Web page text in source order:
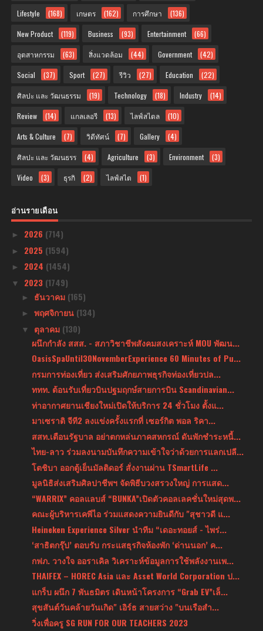
Lifestyle (168) เกษตร (162) การศึกษา (136)
New Product (119) Business (93) Entertainment (66)
อุตสาหกรรม (63) สิ่งแวดล้อม (44) Government (42)
Social (37) Sport (27) รีวิว (27) Education (22)
ศิลปะ และ วัฒนธรรม (19) Technology (18) Industry (14)
Review (14) แกลเลอรี (13) ไลฟ์สไตล (10)
Arts & Culture (7) วิดีทัศน์ (7) Gallery (4)
ศิลปะ และ วัฒนธรร (4) Agriculture (3) Environment (3)
Video (3) ธุรกิ (2) ไลฟ์สไต (1)
อ่านรายเดือน
► 2026 (714)
► 2025 (1594)
► 2024 (1454)
▼ 2023 (1749)
► ธันวาคม (165)
► พฤศจิกายน (134)
▼ ตุลาคม (130)
ผนึกกำลัง สสส. - สภาวิชาชีพสังคมสงเคราะห์ MOU พัฒน...
OasisSpaUntil30NovemberExperience 60 Minutes of Pu...
กรมการท่องเที่ยว ส่งเสริมศักยภาพธุรกิจท่องเที่ยวปล...
ททท. ต้อนรับเที่ยวบินปฐมฤกษ์สายการบิน Scandinavian...
ท่าอากาศยานเชียงใหม่เปิดให้บริการ 24 ชั่วโมง ตั้งแ...
มาเซราติ จีที2 ลงแข่งครั้งแรกที่ เซอร์กิต พอล ริคา...
สสท.เตือนรัฐบาล อย่าตกหล่นภาคสหกรณ์ ดันพักชำระหนี้...
ไทย-ลาว ร่วมลงนามบันทึกความเข้าใจว่าด้วยการแลกเปลี...
โตชิบา ออกตู้เย็นมัลติดอร์ สั่งงานผ่าน TSmartLife ...
มูลนิธิส่งเสริมศิลปาชีพฯ จัดพิธีบวงสรวงใหญ่ การแสด...
“WARRIX” คอลแลบส์ “BUNKA”เปิดตัวคอลเลคชั่นใหม่สุดพ...
คณะผู้บริหารเคพีไอ ร่วมแสดงความยินดีกับ "สุชาวดี แ...
Heineken Experience Silver นำทีม “เดอะทอยส์ - ไพร่...
‘สาธิตกรุ๊ป’ ตอบรับ กระแสธุรกิจห้องพัก ‘ด่านนอก’ ค...
กฟภ. วางใจ ออราเคิล วิเคราะห์ข้อมูลการใช้พลังงานเพ...
THAIFEX – HOREC Asia และ Asset World Corporation ป...
แกร็บ ผนึก 7 พันธมิตร เดินหน้าโครงการ “Grab EV”เล็...
สุขสันต์วันคล้ายวันเกิด" เอิร์ธ สายสว่าง "บนเรือสำ...
วิ่งเพื่อครู​ SG​ RUN​ FOR​ OUR TEACHERS 2023​